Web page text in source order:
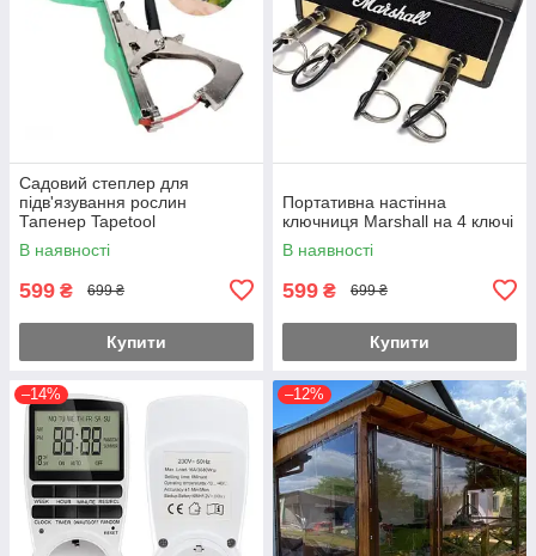
Садовий степлер для
підв'язування рослин
Тапенер Tapetool
В наявності
599 ₴ 699 ₴
Купити
Портативна настінна
ключниця Marshall на 4 ключі
В наявності
599 ₴ 699 ₴
Купити
–14% –12%